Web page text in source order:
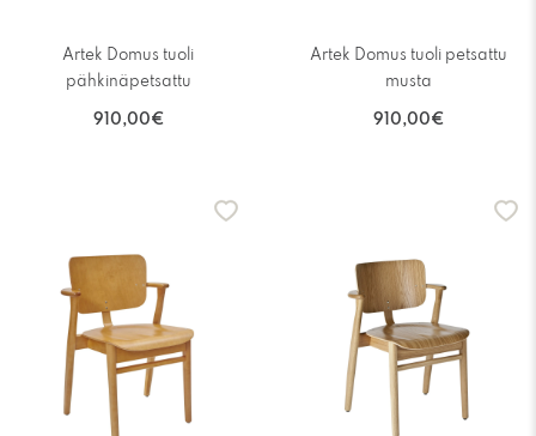
Artek Domus tuoli
pähkinäpetsattu
910,00€
Artek Domus tuoli petsattu
musta
910,00€